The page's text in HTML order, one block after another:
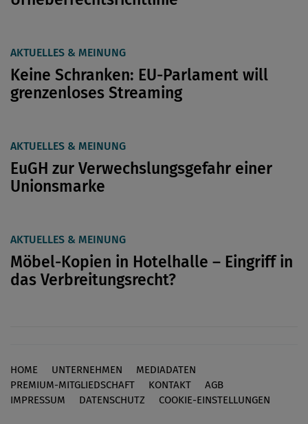
AKTUELLES & MEINUNG
Keine Schranken: EU-Parlament will
grenzenloses Streaming
AKTUELLES & MEINUNG
EuGH zur Verwechslungsgefahr einer
Unionsmarke
AKTUELLES & MEINUNG
Möbel-Kopien in Hotelhalle – Eingriff in
das Verbreitungsrecht?
Footer
HOME UNTERNEHMEN
MEDIADATEN
PREMIUM-MITGLIEDSCHAFT
KONTAKT
AGB
IMPRESSUM
DATENSCHUTZ COOKIE-EINSTELLUNGEN